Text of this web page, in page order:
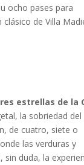
ocho pases para
de Villa
estrellas de la
la sobriedad del
de cuatro, siete o
las verduras y
duda, la